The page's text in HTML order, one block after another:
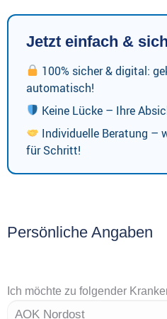
Jetzt einfach &
100% sicher & digital:
automatisch!
Keine Lücke – Ihre
Individuelle Beratung –
für Schritt!
Persönliche Angaben
Ich möchte zu folgender